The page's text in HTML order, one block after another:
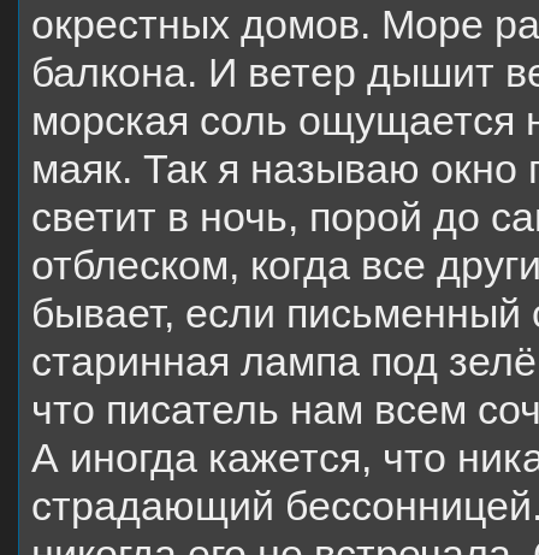
окрестных домов. Море
балкона. И ветер дышит
морская соль ощущается
маяк. Так я называю окно
светит в ночь, порой до
отблеском, когда все
бывает, если письменный
старинная лампа под
что писатель нам всем
А иногда кажется, что
страдающий